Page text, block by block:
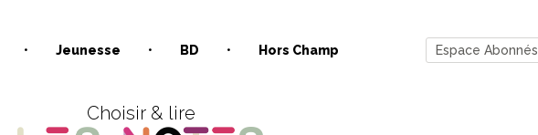
Jeunesse BD Hors Champ Espace Abonnés
Choisir & lire